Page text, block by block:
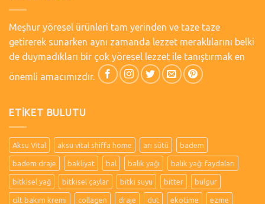
Meşhur yöresel ürünleri tam yerinden ve taze taze
getirerek sunarken aynı zamanda lezzet meraklılarını belki
de duymadıkları bir çok yöresel lezzet ile tanıştırmak en
önemli amacımızdır.
ETIKET BULUTU
Aksu Vital aksu vital shiffa home arı sütü badem
badem draje bakliyat bal balık yağı balık yağı faydaları
bitkisel yağ bitkisel çaylar bitki suyu bitter bulgur
cilt bakım kremi collagen draje dut ekotime ezme